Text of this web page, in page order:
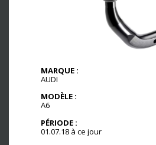
MARQUE :
AUDI
MODÈLE :
A6
PÉRIODE :
01.07.18 à ce jour